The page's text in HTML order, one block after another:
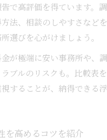
で高評価を得ています。
法、相談のしやすさなどを
選びを心がけましょう。
が極端に安い事務所や、
ブルのリスクも。比較表を
することが、納得できる
を高めるコツを紹介